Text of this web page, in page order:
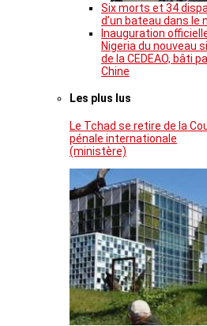
Six morts et 34
d’un bateau dans le
Inauguration
Nigeria du nouveau
de la CEDEAO, bâti
Chine
Les plus lus
Le Tchad se retire de la
pénale internationale
(ministère)